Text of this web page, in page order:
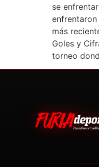
se
más
Goles y
torneo